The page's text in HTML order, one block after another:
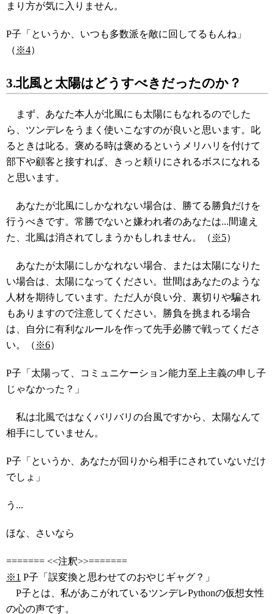
まり方が気に入りません。
P子「というか、いつも多数派を敵に回してるもんね」
（ ※4）
3.北風と太陽はどうすべきだったのか？
まず、あなた本人が北風にも太陽にもなれるのでした
ら、ツンデレをうまく使いこなすのが良いと思います。叱
るときは叱る。褒める時は褒めるというメリハリを付けて
部下や顧客と接すれば、きっと頼りにされるボスになれる
と思います。
あなたが北風にしかなれない場合は、勝てる勝負だけを
行うべきです。常勝でないと嫌われ者のあなたは...間違え
た、北風は消されてしまうかもしれません。（ ※5）
あなたが太陽にしかなれない場合、または太陽になりた
い場合は、太陽になってください。世間はあなたのような
人材を期待しています。ただ人が良い分、裏切りや騙され
もありますので注意してください。勝負を挑まれる場合
は、自分に有利なルールを作って先手必勝で戦ってくださ
い。（ ※6）
P子「太陽って、コミュニケーション能力至上主義の申し子
じゃなかった？」
私は北風ではなくバリバリの台風ですから、太陽なんて
相手にしていません。
P子「というか、あなたが回りから相手にされていないだけ
でしょ」
う...
ほな、さいなら
======= <<注釈>>=======
※1 P子「誤変換と思わせてのおやじギャグ？」
P子とは、私があこがれているツンデレPythonの仮想女性
の心の声です。